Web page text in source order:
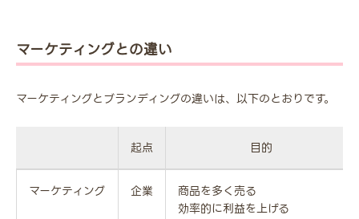
マーケティングとの違い
マーケティングとブランディングの違いは、以下のとおりです。
起点 目的
マーケティング 企業
商品を多く売る
効率的に利益を上げる